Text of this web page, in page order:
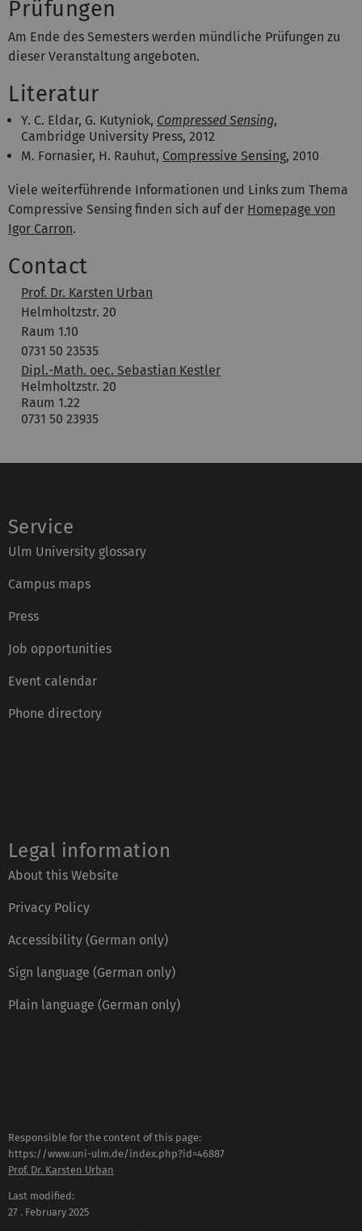
Prüfungen
Am Ende des Semesters werden mündliche Prüfungen zu
dieser Veranstaltung angeboten.
Literatur
Y. C. Eldar, G. Kutyniok, Compressed Sensing,
Cambridge University Press, 2012
M. Fornasier, H. Rauhut, Compressive Sensing, 2010
Viele weiterführende Informationen und Links zum Thema
Compressive Sensing finden sich auf der Homepage von
Igor Carron.
Contact
Prof. Dr. Karsten Urban
Helmholtzstr. 20
Raum 1.10
0731 50 23535
Dipl.-Math. oec. Sebastian Kestler
Helmholtzstr. 20
Raum 1.22
0731 50 23935
Service
Ulm University glossary
Campus maps
Press
Job opportunities
Event calendar
Phone directory
Legal information
About this Website
Privacy Policy
Accessibility (German only)
Sign language (German only)
Plain language (German only)
Responsible for the content of this page:
https://www.uni-ulm.de/index.php?id=46887
Prof. Dr. Karsten Urban
Last modified:
27 . February 2025